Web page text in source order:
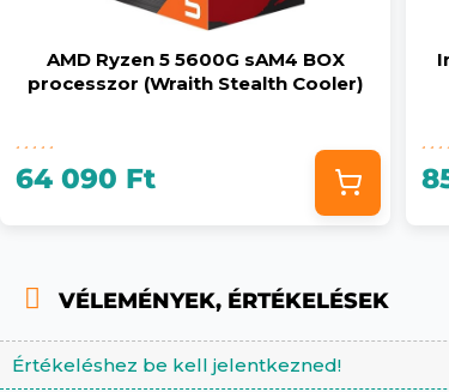
AMD Ryzen 5 5600G sAM4 BOX
processzor (Wraith Stealth Cooler)
64 090 Ft
VÉLEMÉNYEK, ÉRTÉKELÉSEK
Értékeléshez be kell jelentkezned!